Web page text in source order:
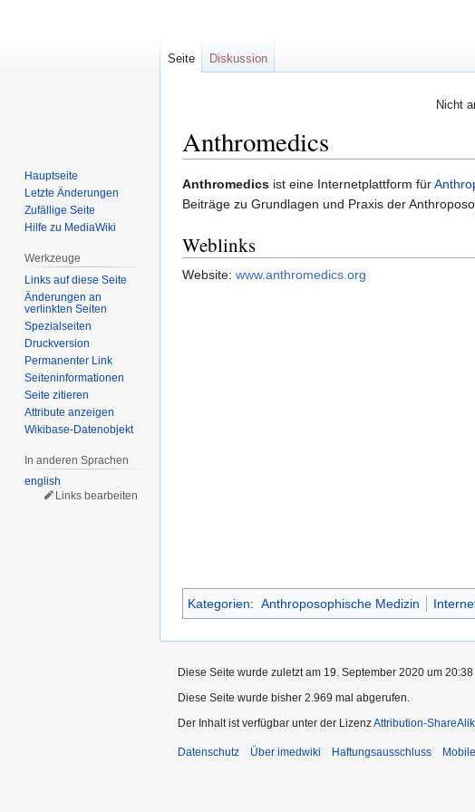
Nicht
Anthromedics
Zur
Navigation
Zur
Suche
Anthromedics ist eine Internetplattform für
Beiträge zu Grundlagen und Praxis der
Weblinks
Website: www.anthromedics.org
Kategorien: Anthroposophische Medizin
Seite Diskussion
Hauptseite
Letzte Änderungen
Zufällige Seite
Hilfe zu MediaWiki
Werkzeuge
Links auf diese Seite
Änderungen an
verlinkten Seiten
Spezialseiten
Druckversion
Permanenter Link
Seiten­informationen
Seite zitieren
Attribute anzeigen
Wikibase-Datenobjekt
In anderen Sprachen
english
Links bearbeiten
Diese Seite wurde zuletzt am 19. September 2020 um 20:38
Diese Seite wurde bisher 2.969 mal abgerufen.
Der Inhalt ist verfügbar unter der LizenzAttribution-
Datenschutz Über imedwiki Haftungsausschluss